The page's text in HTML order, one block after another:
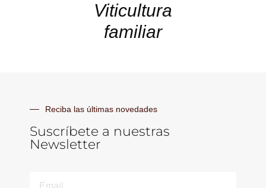
Viticultura
familiar
Reciba las últimas novedades
Suscríbete a nuestras
Newsletter